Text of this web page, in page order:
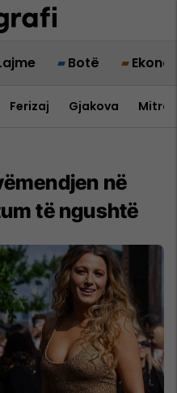
Botë
Ferizaj Gjakova
në
të ngushtë